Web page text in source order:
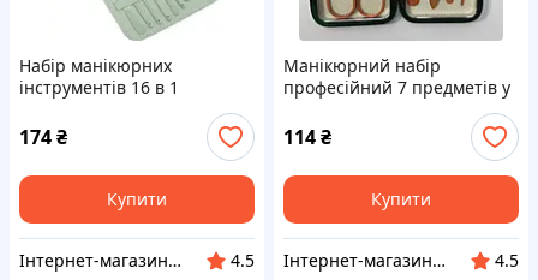
Набір манікюрних
інструментів 16 в 1
174₴
Купити
Інтернет-магазин "VoyagerStar"
4.5
Манікюрний набір
професійний 7 предметів у
114₴
Купити
Інтернет-магазин "VoyagerStar"
4.5